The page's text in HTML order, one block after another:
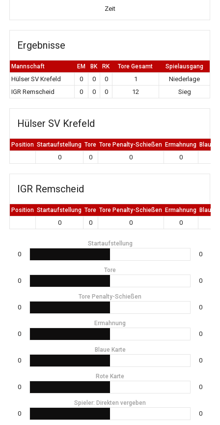
Zeit
Ergebnisse
Mannschaft EM BK RK Tore Gesamt Spielausgang
Hülser SV Krefeld 0 0 0 1
Niederlage
IGR Remscheid
0 0 0 12 Sieg
Hülser SV Krefeld
Position Startaufstellung Tore Tore Penalty-Schießen Ermahnung Blaue
0 0 0 0
IGR Remscheid
Position Startaufstellung Tore Tore Penalty-Schießen Ermahnung Blaue
0 0 0 0
Startaufstellung
0 0
Tore
0 0
Tore Penalty-Schießen
0 0
Ermahnung
0 0
Blaue Karte
0 0
Rote Karte
0 0
Spieler: Direkten vergeben
0 0